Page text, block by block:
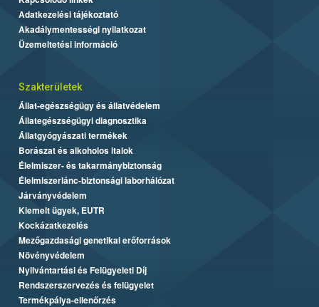
Adatkezelési tájékoztató
Akadálymentességi nyilatkozat
Üzemeltetési információ
Szakterületek
Állat-egészségügy és állatvédelem
Állategészségügyi diagnosztika
Állatgyógyászati termékek
Borászat és alkoholos italok
Élelmiszer- és takarmánybiztonság
Élelmiszerlánc-biztonsági laborhálózat
Járványvédelem
Kiemelt ügyek, EUTR
Kockázatkezelés
Mezőgazdasági genetikai erőforrások
Növényvédelem
Nyilvántartási és Felügyeleti Díj
Rendszerszervezés és felügyelet
Termékpálya-ellenőrzés